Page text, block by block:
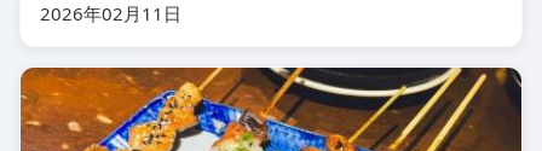
2026年02月11日